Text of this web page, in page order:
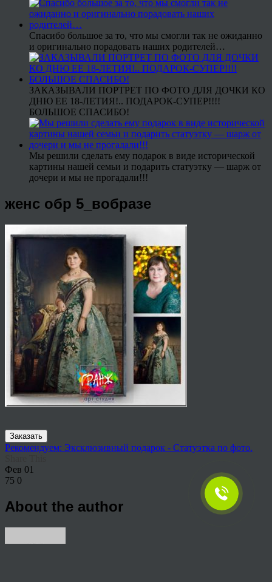
Спасибо большое за то, что мы смогли так не ожиданно
и оригинально порадовать наших родителей…
ЗАКАЗЫВАЛИ ПОРТРЕТ ПО ФОТО ДЛЯ ДОЧКИ КО
ДНЮ ЕЕ 18-ЛЕТИЯ!.. ПОДАРОК-СУПЕР!!!!
БОЛЬШОЕ СПАСИБО!
Мы решили сделать ему подарок в виде исторической
картины нашей семьи и подарить статуэтку — шарж от
дочери и мы не прогадали!!!
женс обр 5_вобразе
Заказать
Рекомендуем: Эксклюзивный подарок - Статуэтка по фото.
Фев 01
75 0
About the author